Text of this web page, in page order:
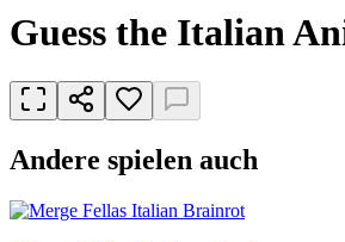
Guess the Italian
Andere spielen auch